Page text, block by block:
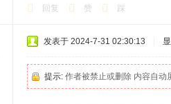
回复 赞 踩
发表于 2024-7-31 02:30:13
提示: 作者被禁止或删除 内容自动